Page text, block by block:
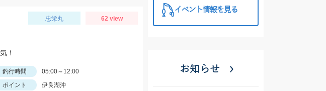
忠栄丸 62 view
！
釣行時間
05:00～12:00
ポイント
伊良湖沖
イベント情報を見る
お知らせ